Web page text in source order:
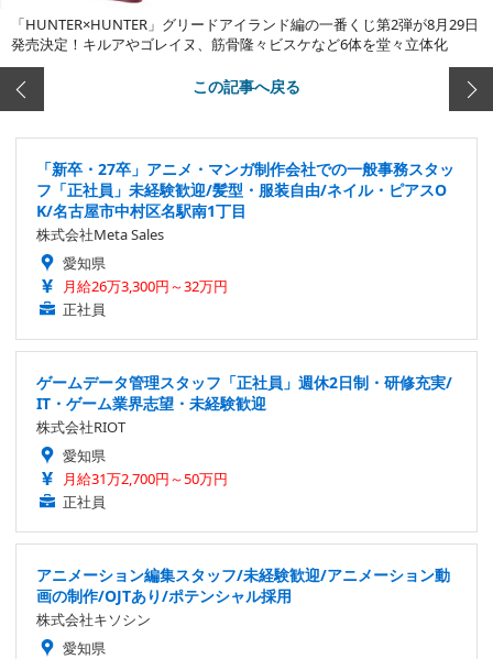
「HUNTER×HUNTER」グリードアイランド編の一番くじ第2弾が8月29日
発売決定！キルアやゴレイヌ、筋骨隆々ビスケなど6体を堂々立体化
この記事へ戻る
「新卒・27卒」アニメ・マンガ制作会社での一般事務スタッ
フ「正社員」未経験歓迎/髪型・服装自由/ネイル・ピアスO
K/名古屋市中村区名駅南1丁目
株式会社Meta Sales
愛知県
月給26万3,300円～32万円
正社員
ゲームデータ管理スタッフ「正社員」週休2日制・研修充実/
IT・ゲーム業界志望・未経験歓迎
株式会社RIOT
愛知県
月給31万2,700円～50万円
正社員
アニメーション編集スタッフ/未経験歓迎/アニメーション動
画の制作/OJTあり/ポテンシャル採用
株式会社キソシン
愛知県